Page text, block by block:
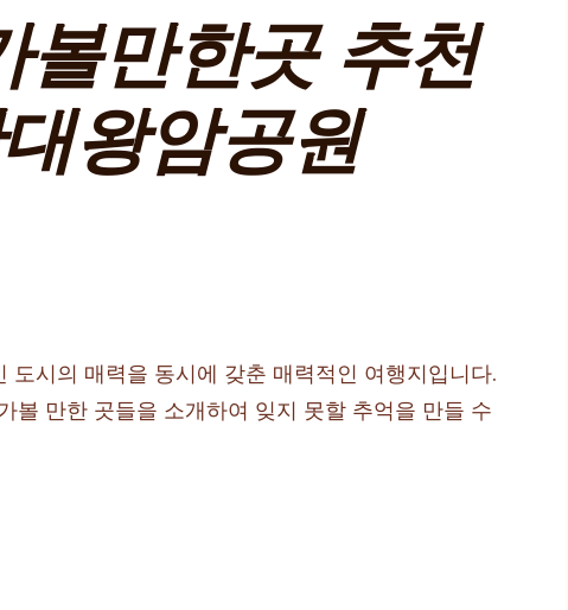
볼만한곳 추천
왕암공원
시의 매력을 동시에 갖춘 매력적인 여행지입니다.
볼 만한 곳들을 소개하여 잊지 못할 추억을 만들 수